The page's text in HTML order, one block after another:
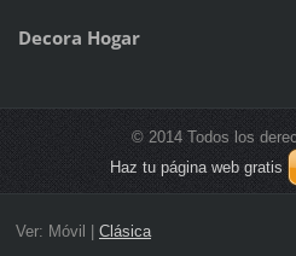
Decora Hogar
© 2014 Todos los
Haz tu página web gratis
Ver: Móvil | Clásica